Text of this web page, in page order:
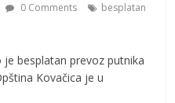
0 Comments
besplatan
besplatan prevoz putnika
Kovačica je u